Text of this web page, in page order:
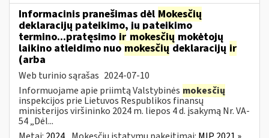
Informacinis pranešimas dėl Mokesčių
deklaracijų pateikimo, jų pateikimo
termino...pratęsimo ir mokesčių mokėtojų
laikino atleidimo nuomokesčiųdeklaracijų ir
(arba
Web turinio sąrašas 2024-07-10
Informuojame apie priimtą Valstybinės mokesčių
inspekcijos prie Lietuvos Respublikos finansų
ministerijos viršininko 2024 m. liepos 4 d. įsakymą Nr. VA-
54 „Dėl...